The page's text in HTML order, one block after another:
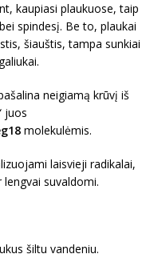
kaupiasi plaukuose, taip
spindesį. Be to, plaukai
šiauštis, tampa sunkiai
neigiamą krūvį iš
juos
molekulėmis.
laisvieji radikalai,
suvaldomi.
šiltu vandeniu.